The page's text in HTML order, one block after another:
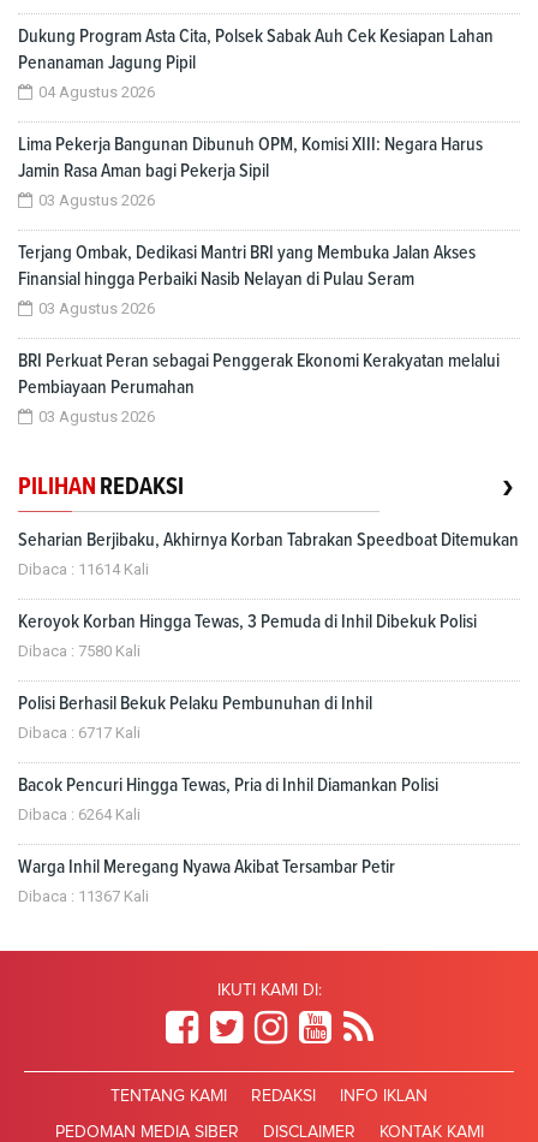
Dukung Program Asta Cita, Polsek Sabak Auh Cek Kesiapan Lahan
Penanaman Jagung Pipil
04 Agustus 2026
Lima Pekerja Bangunan Dibunuh OPM, Komisi XIII: Negara Harus
Jamin Rasa Aman bagi Pekerja Sipil
03 Agustus 2026
Terjang Ombak, Dedikasi Mantri BRI yang Membuka Jalan Akses
Finansial hingga Perbaiki Nasib Nelayan di Pulau Seram
03 Agustus 2026
BRI Perkuat Peran sebagai Penggerak Ekonomi Kerakyatan melalui
Pembiayaan Perumahan
03 Agustus 2026
PILIHAN REDAKSI ›
Seharian Berjibaku, Akhirnya Korban Tabrakan Speedboat Ditemukan
Dibaca : 11614 Kali
Keroyok Korban Hingga Tewas, 3 Pemuda di Inhil Dibekuk Polisi
Dibaca : 7580 Kali
Polisi Berhasil Bekuk Pelaku Pembunuhan di Inhil
Dibaca : 6717 Kali
Bacok Pencuri Hingga Tewas, Pria di Inhil Diamankan Polisi
Dibaca : 6264 Kali
Warga Inhil Meregang Nyawa Akibat Tersambar Petir
Dibaca : 11367 Kali
IKUTI KAMI DI:
TENTANG KAMI REDAKSI INFO IKLAN
PEDOMAN MEDIA SIBER DISCLAIMER KONTAK KAMI